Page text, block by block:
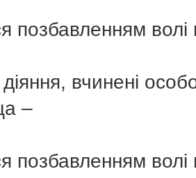
позбавленням волі
діяння, вчинені
–
позбавленням волі